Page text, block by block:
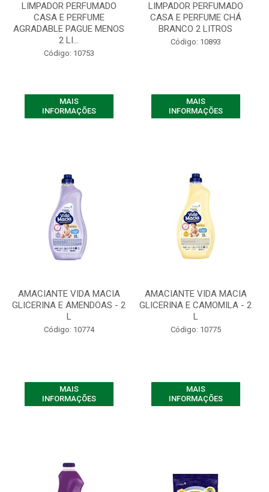
LIMPADOR PERFUMADO
CASA E PERFUME
AGRADABLE PAGUE MENOS
2 LI...
Código: 10753
MAIS
INFORMAÇÕES
LIMPADOR PERFUMADO
CASA E PERFUME CHÁ
BRANCO 2 LITROS
Código: 10893
MAIS
INFORMAÇÕES
AMACIANTE VIDA MACIA
GLICERINA E AMENDOAS - 2
L
Código: 10774
MAIS
INFORMAÇÕES
AMACIANTE VIDA MACIA
GLICERINA E CAMOMILA - 2
L
Código: 10775
MAIS
INFORMAÇÕES